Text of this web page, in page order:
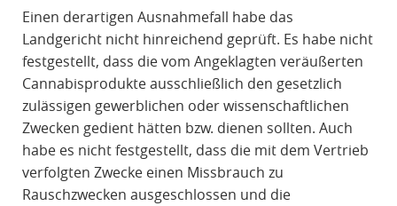
Einen derartigen Ausnahmefall habe das
Landgericht nicht hinreichend geprüft. Es habe nicht
festgestellt, dass die vom Angeklagten veräußerten
Cannabisprodukte ausschließlich den gesetzlich
zulässigen gewerblichen oder wissenschaftlichen
Zwecken gedient hätten bzw. dienen sollten. Auch
habe es nicht festgestellt, dass die mit dem Vertrieb
verfolgten Zwecke einen Missbrauch zu
Rauschzwecken ausgeschlossen und die